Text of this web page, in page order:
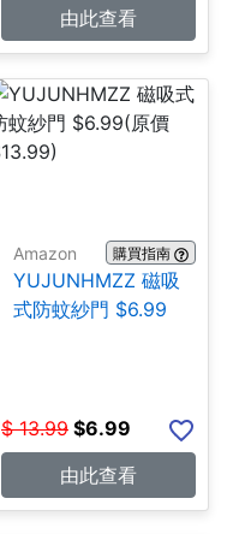
由此查看
Amazon 購買指南
YUJUNHMZZ 磁吸
式防蚊紗門 $6.99
$ 13.99 $6.99
由此查看